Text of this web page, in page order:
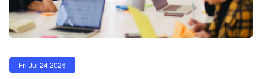
Fri Jul 24 2026